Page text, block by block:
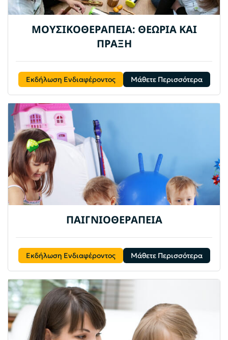
ΜΟΥΣΙΚΟΘΕΡΑΠΕΙΑ: ΘΕΩΡΙΑ ΚΑΙ
ΠΡΑΞΗ
Εκδήλωση Ενδιαφέροντος Μάθετε Περισσότερα
ΠΑΙΓΝΙΟΘΕΡΑΠΕΙΑ
Εκδήλωση Ενδιαφέροντος Μάθετε Περισσότερα